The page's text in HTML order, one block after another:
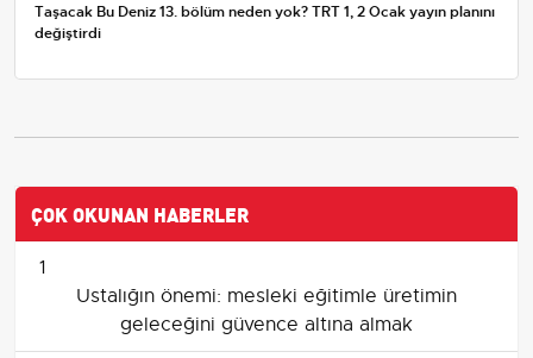
Taşacak Bu Deniz 13. bölüm neden yok? TRT 1, 2 Ocak yayın planını
değiştirdi
ÇOK OKUNAN HABERLER
1
Ustalığın önemi: mesleki eğitimle üretimin
geleceğini güvence altına almak